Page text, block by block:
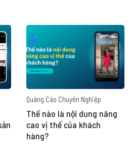
Quảng Cáo Chuyên Nghiệp
Thế nào là nội dung nâng
cao vị thế của khách
hàng?